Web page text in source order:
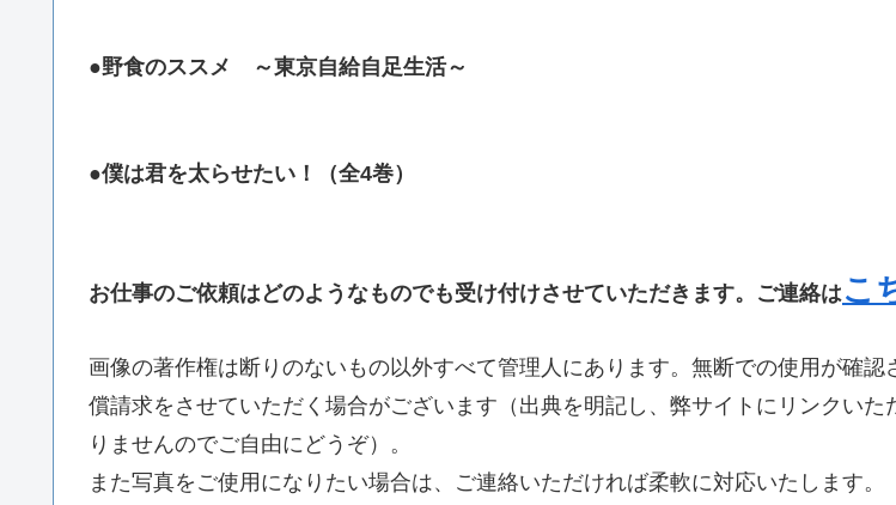
●野食のススメ ～東京自給自足生活～
●僕は君を太らせたい！（全4巻）
お仕事のご依頼はどのようなものでも受け付けさせていただきます。ご連絡はこ
画像の著作権は断りのないもの以外すべて管理人にあります。無断での使用が確認
償請求をさせていただく場合がございます（出典を明記し、弊サイトにリンクいた
りませんのでご自由にどうぞ）。
また写真をご使用になりたい場合は、ご連絡いただければ柔軟に対応いたします。